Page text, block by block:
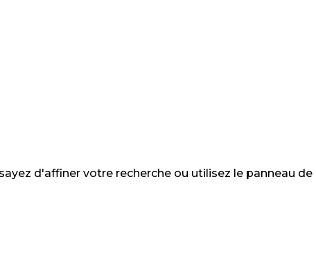
d'affiner votre recherche ou utilisez le panneau